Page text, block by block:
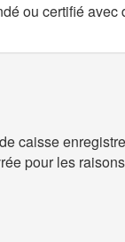
ou certifié avec
caisse
pour les